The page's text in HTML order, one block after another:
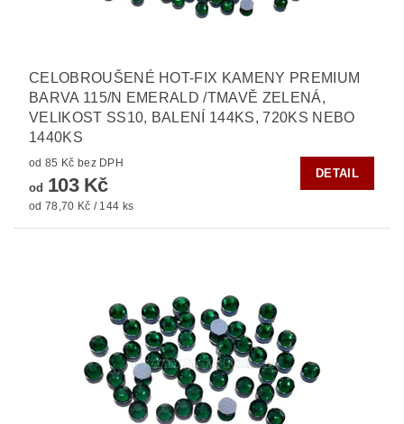
CELOBROUŠENÉ HOT-FIX KAMENY PREMIUM
BARVA 115/N EMERALD /TMAVĚ ZELENÁ,
VELIKOST SS10, BALENÍ 144KS, 720KS NEBO
1440KS
od 85 Kč bez DPH
od 103 Kč
od 78,70 Kč / 144 ks
DETAIL